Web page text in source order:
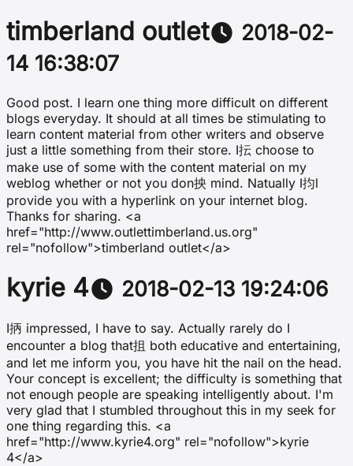
timberland outlet
2018-02-
14 16:38:07
Good post. I learn one thing more difficult on different
blogs everyday. It should at all times be stimulating to
learn content material from other writers and observe
just a little something from their store. I抎 choose to
make use of some with the content material on my
weblog whether or not you don抰 mind. Natually I抣l
provide you with a hyperlink on your internet blog.
Thanks for sharing. <a
href="http://www.outlettimberland.us.org"
rel="nofollow">timberland outlet</a>
kyrie 4 2018-02-13 19:24:06
I抦 impressed, I have to say. Actually rarely do I
encounter a blog that抯 both educative and entertaining,
and let me inform you, you have hit the nail on the head.
Your concept is excellent; the difficulty is something that
not enough people are speaking intelligently about. I'm
very glad that I stumbled throughout this in my seek for
one thing regarding this. <a
href="http://www.kyrie4.org" rel="nofollow">kyrie
4</a>